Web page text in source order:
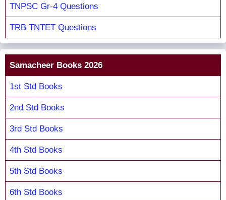
TNPSC Gr-4 Questions
TRB TNTET Questions
Samacheer Books 2026
1st Std Books
2nd Std Books
3rd Std Books
4th Std Books
5th Std Books
6th Std Books